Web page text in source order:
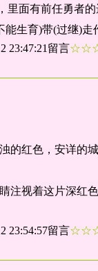
里面有前任勇者
能生育)带(过继)走
23:47:21留言
的红色，安详的
注视着这片深红
23:54:57留言